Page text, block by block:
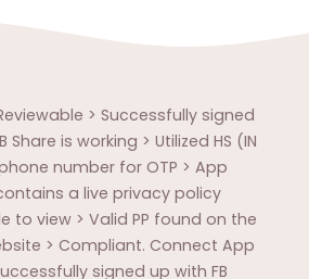
> Successfully signed
Share is working > Utilized HS (IN
phone number for OTP > App
a live privacy policy
to view > Valid PP found on the
> Compliant. Connect App
signed up with FB